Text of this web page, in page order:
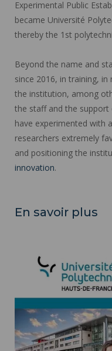
Experimental Public
became Université
thereby the 1st
Beyond the name and
since 2016, in training,
the institution, among
the staff and the
have experimented with
researchers extremely
and positioning the
innovation.
En savoir plus